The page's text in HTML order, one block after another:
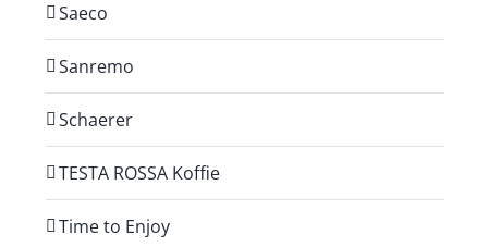
Saeco
Sanremo
Schaerer
TESTA ROSSA Koffie
Time to Enjoy